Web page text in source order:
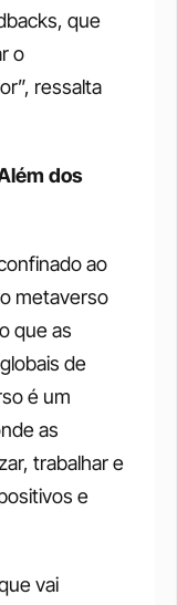
que
o
ressalta
dos
ao
metaverso
que as
de
é um
as
trabalhar e
e
vai